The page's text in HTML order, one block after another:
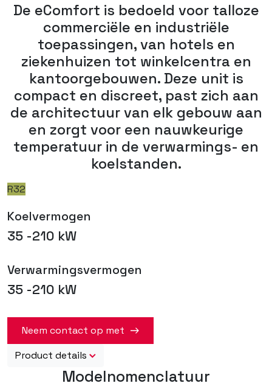
De eComfort is bedoeld voor talloze
commerciële en industriële
toepassingen, van hotels en
ziekenhuizen tot winkelcentra en
kantoorgebouwen. Deze unit is
compact en discreet, past zich aan
de architectuur van elk gebouw aan
en zorgt voor een nauwkeurige
temperatuur in de verwarmings- en
koelstanden.
R32
Koelvermogen
35 -210 kW
Verwarmingsvermogen
35 -210 kW
Neem contact op met
Product details
Modelnomenclatuur